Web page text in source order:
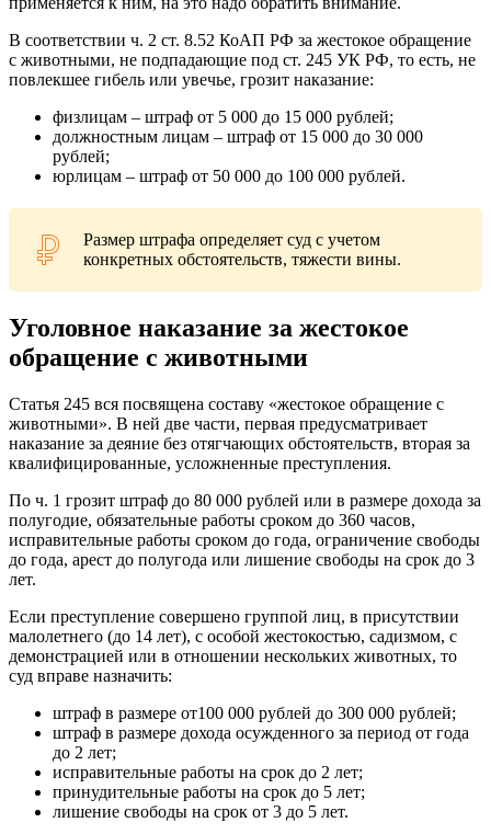
В соответствии ч. 2 ст. 8.52 КоАП РФ за жестокое обращение
с животными, не подпадающие под ст. 245 УК РФ, то есть, не
повлекшее гибель или увечье, грозит наказание:
физлицам – штраф от 5 000 до 15 000 рублей;
должностным лицам – штраф от 15 000 до 30 000
рублей;
юрлицам – штраф от 50 000 до 100 000 рублей.
Размер штрафа определяет суд с учетом
конкретных обстоятельств, тяжести вины.
Уголовное наказание за жестокое
обращение с животными
Статья 245 вся посвящена составу «жестокое обращение с
животными». В ней две части, первая предусматривает
наказание за деяние без отягчающих обстоятельств, вторая за
квалифицированные, усложненные преступления.
По ч. 1 грозит штраф до 80 000 рублей или в размере дохода за
полугодие, обязательные работы сроком до 360 часов,
исправительные работы сроком до года, ограничение свободы
до года, арест до полугода или лишение свободы на срок до 3
лет.
Если преступление совершено группой лиц, в присутствии
малолетнего (до 14 лет), с особой жестокостью, садизмом, с
демонстрацией или в отношении нескольких животных, то
суд вправе назначить:
штраф в размере от100 000 рублей до 300 000 рублей;
штраф в размере дохода осужденного за период от года
до 2 лет;
исправительные работы на срок до 2 лет;
принудительные работы на срок до 5 лет;
лишение свободы на срок от 3 до 5 лет.